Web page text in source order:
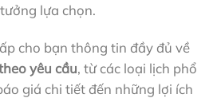
lựa chọn.
cho bạn thông tin đầy đủ về
yêu cầu, từ các loại lịch phổ
giá chi tiết đến những lợi ích